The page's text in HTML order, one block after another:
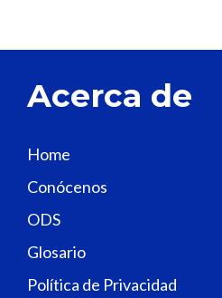
h
f
i
e
d
b
Acerca de
Home
Conócenos
ODS
Glosario
Política de Privacidad